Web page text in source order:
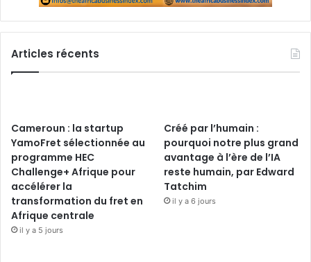
Articles récents
Cameroun : la startup
YamoFret sélectionnée au
programme HEC
Challenge+ Afrique pour
accélérer la
transformation du fret en
Afrique centrale
il y a 5 jours
Créé par l’humain :
pourquoi notre plus grand
avantage à l’ère de l’IA
reste humain, par Edward
Tatchim
il y a 6 jours